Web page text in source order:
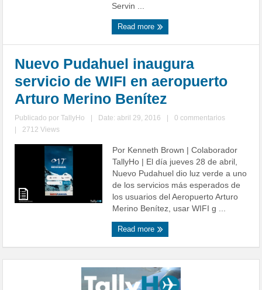
Servin ...
Read more
Nuevo Pudahuel inaugura
servicio de WIFI en aeropuerto
Arturo Merino Benítez
Publicado porTallyHo Date: abril 29, 2016
0 commentarios
2712 Views
Por Kenneth Brown | Colaborador
TallyHo | El día jueves 28 de abril,
Nuevo Pudahuel dio luz verde a uno
de los servicios más esperados de
los usuarios del Aeropuerto Arturo
Merino Benítez, usar WIFI g ...
Read more